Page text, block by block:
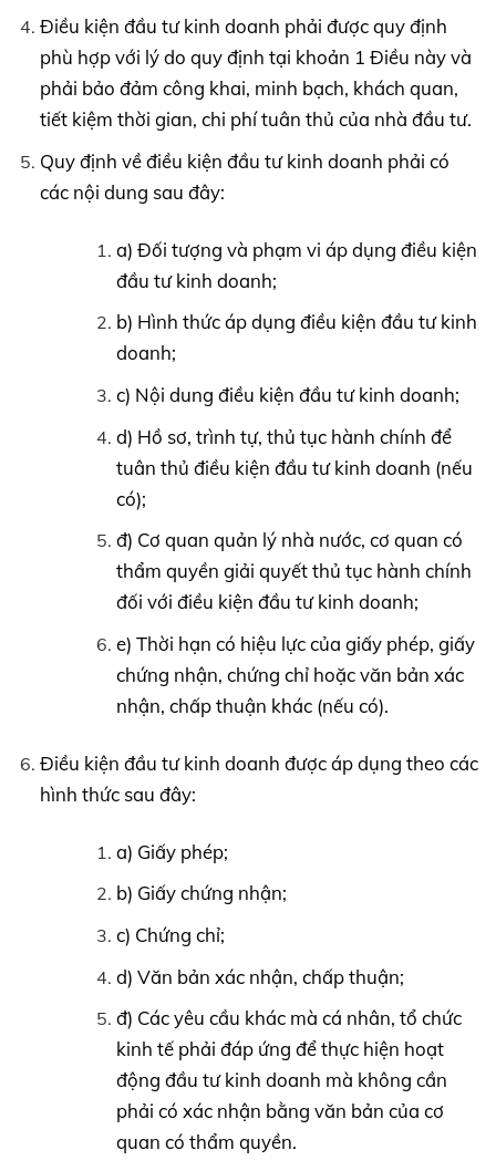
Điều kiện đầu tư kinh doanh phải được quy định
phù hợp với lý do quy định tại khoản 1 Điều này và
phải bảo đảm công khai, minh bạch, khách quan,
tiết kiệm thời gian, chi phí tuân thủ của nhà đầu tư.
Quy định về điều kiện đầu tư kinh doanh phải có
các nội dung sau đây:
a) Đối tượng và phạm vi áp dụng điều kiện
đầu tư kinh doanh;
b) Hình thức áp dụng điều kiện đầu tư kinh
doanh;
c) Nội dung điều kiện đầu tư kinh doanh;
d) Hồ sơ, trình tự, thủ tục hành chính để
tuân thủ điều kiện đầu tư kinh doanh (nếu
có);
đ) Cơ quan quản lý nhà nước, cơ quan có
thẩm quyền giải quyết thủ tục hành chính
đối với điều kiện đầu tư kinh doanh;
e) Thời hạn có hiệu lực của giấy phép, giấy
chứng nhận, chứng chỉ hoặc văn bản xác
nhận, chấp thuận khác (nếu có).
Điều kiện đầu tư kinh doanh được áp dụng theo các
hình thức sau đây:
a) Giấy phép;
b) Giấy chứng nhận;
c) Chứng chỉ;
d) Văn bản xác nhận, chấp thuận;
đ) Các yêu cầu khác mà cá nhân, tổ chức
kinh tế phải đáp ứng để thực hiện hoạt
động đầu tư kinh doanh mà không cần
phải có xác nhận bằng văn bản của cơ
quan có thẩm quyền.